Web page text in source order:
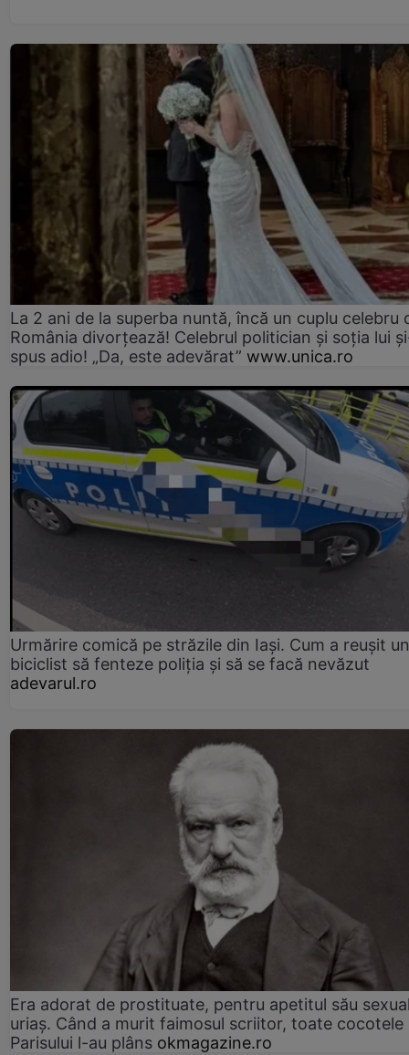
La 2 ani de la superba nuntă, încă un cuplu celebru
România divorțează! Celebrul politician și soția lui
spus adio! „Da, este adevărat” www.unica.ro
Urmărire comică pe străzile din Iași. Cum a reușit un
biciclist să fenteze poliția și să se facă nevăzut
adevarul.ro
Era adorat de prostituate, pentru apetitul său
uriaș. Când a murit faimosul scriitor, toate cocotele
Parisului l-au plâns okmagazine.ro